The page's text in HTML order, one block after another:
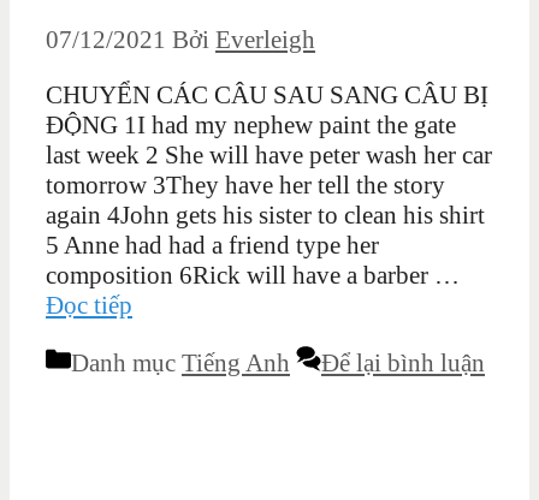
07/12/2021 Bởi Everleigh
CHUYỂN CÁC CÂU SAU SANG CÂU BỊ
ĐỘNG 1I had my nephew paint the gate
last week 2 She will have peter wash her car
tomorrow 3They have her tell the story
again 4John gets his sister to clean his shirt
5 Anne had had a friend type her
composition 6Rick will have a barber …
Đọc tiếp
Danh mục Tiếng Anh Để lại bình luận